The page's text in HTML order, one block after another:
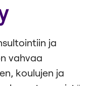
ja
vahvaa
koulujen ja